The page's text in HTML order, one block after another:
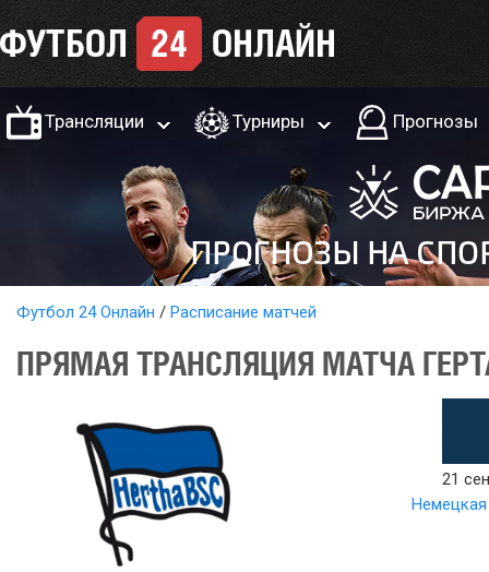
Трансляции Турниры Прогнозы
Футбол 24 Онлайн Расписание матчей
ПРЯМАЯ ТРАНСЛЯЦИЯ МАТЧА
21
Немецкая